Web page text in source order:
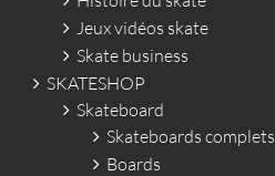
Jeux vidéos skate
Skate business
SKATESHOP
Skateboard
Skateboards complets
Boards